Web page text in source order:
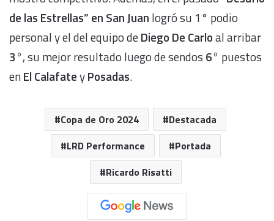
de las Estrellas” en San Juan logró su 1° podio
personal y el del equipo deDiego De Carloal arribar
3°, su mejor resultado luego de sendos 6° puestos
enEl CalafateyPosadas.
Copa de Oro 2024
Destacada
LRD Performance
Portada
Ricardo Risatti